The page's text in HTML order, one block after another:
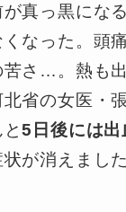
が真っ黒にな
くなった。頭
苦さ…。熱も
省の女医・
と5日後には出
が消えました